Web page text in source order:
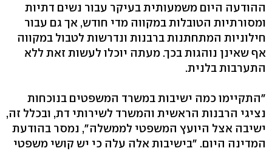
ההודעה היום משמעותית בעיקר עבור נשים דתיות
ומסורתיות הטובלות במקווה מדי חודש, אך גם עבור
חילוניות המתחתנות ברבנות ונדרשות לטבול במקווה
אף שאינן נוהגות בכך. מעתה יוכלו לעשות זאת ללא
התערבות בלנית.
"התקיימו כמה ישיבות במשרד המשפטים בנוכחות
נציגי הרבנות הראשית והמשרד לשירותי דת, ובכלל זה,
ישיבה אצל היועץ המשפטי לממשלה", נמסר בהודעת
המדינה היום. "בישיבות אלה עלה כי יש קושי משפטי